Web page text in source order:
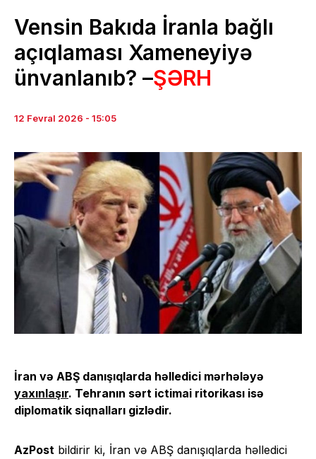
Vensin Bakıda İranla bağlı
açıqlaması Xameneyiyə
ünvanlanıb? –ŞƏRH
12 Fevral 2026 - 15:05
İran və ABŞ danışıqlarda həlledici mərhələyə
yaxınlaşır. Tehranın sərt ictimai ritorikası isə
diplomatik siqnalları gizlədir.
AzPost bildirir ki, İran və ABŞ danışıqlarda həlledici